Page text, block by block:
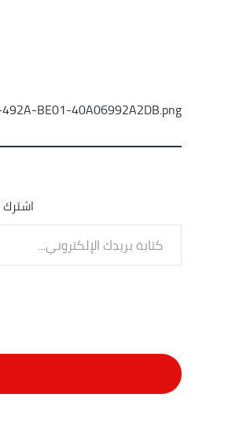
BE01-40A06992A2DB.png
اشترك
كتابة بريدك الإلكتروني...